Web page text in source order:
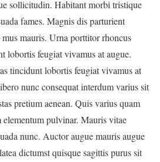
sollicitudin. Habitant morbi tristique
fames. Magnis dis parturient
mauris. Urna porttitor rhoncus
lobortis feugiat vivamus at augue.
tincidunt lobortis feugiat vivamus at
nunc consequat interdum varius sit
pretium aenean. Quis varius quam
pulvinar. Mauris vitae
nunc. Auctor augue mauris augue
dictumst quisque sagittis purus sit